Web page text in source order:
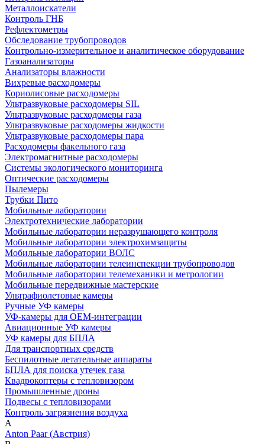
Металлоискатели
Контроль ГНБ
Рефлектометры
Обследование трубопроводов
Контрольно-измерительное и аналитическое оборудование
Газоанализаторы
Анализаторы влажности
Вихревые расходомеры
Кориолисовые расходомеры
Ультразвуковые расходомеры SIL
Ультразвуковые расходомеры газа
Ультразвуковые расходомеры жидкости
Ультразвуковые расходомеры пара
Расходомеры факельного газа
Электромагнитные расходомеры
Системы экологического мониторинга
Оптические расходомеры
Пылемеры
Трубки Пито
Мобильные лаборатории
Электротехнические лаборатории
Мобильные лаборатории неразрушающего контроля
Мобильные лаборатории электрохимзащиты
Мобильные лаборатории ВОЛС
Мобильные лаборатории телеинспекции трубопроводов
Мобильные лаборатории телемеханики и метрологии
Мобильные передвижные мастерские
Ультрафиолетовые камеры
Ручные УФ камеры
УФ-камеры для OEM-интеграции
Авиационные УФ камеры
УФ камеры для БПЛА
Для транспортных средств
Беспилотные летательные аппараты
БПЛА для поиска утечек газа
Квадрокоптеры с тепловизором
Промышленные дроны
Подвесы с тепловизорами
Контроль загрязнения воздуха
A
Anton Paar (Австрия)